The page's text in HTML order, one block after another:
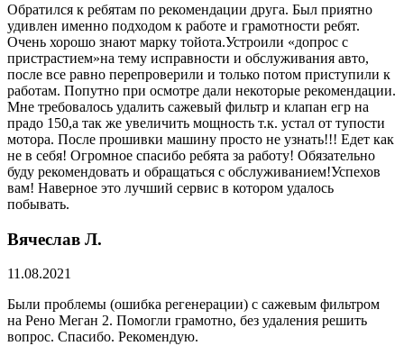
Обратился к ребятам по рекомендации друга. Был приятно
удивлен именно подходом к работе и грамотности ребят.
Очень хорошо знают марку тойота.Устроили «допрос с
пристрастием»на тему исправности и обслуживания авто,
после все равно перепроверили и только потом приступили к
работам. Попутно при осмотре дали некоторые рекомендации.
Мне требовалось удалить сажевый фильтр и клапан егр на
прадо 150,а так же увеличить мощность т.к. устал от тупости
мотора. После прошивки машину просто не узнать!!! Едет как
не в себя! Огромное спасибо ребята за работу! Обязательно
буду рекомендовать и обращаться с обслуживанием!Успехов
вам! Наверное это лучший сервис в котором удалось
побывать.
Вячеслав Л.
11.08.2021
Были проблемы (ошибка регенерации) с сажевым фильтром
на Рено Меган 2. Помогли грамотно, без удаления решить
вопрос. Спасибо. Рекомендую.